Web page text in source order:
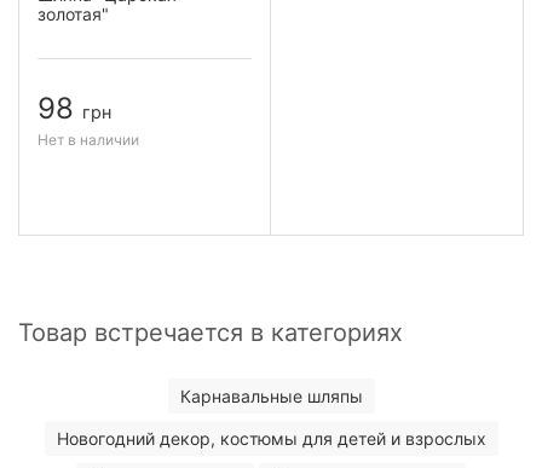
золотая"
98 грн
Нет в наличии
Товар встречается в категориях
Карнавальные шляпы
Новогодний декор, костюмы для детей и взрослых